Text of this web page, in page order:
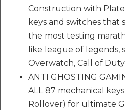
Construction with
keys and switches
the most testing
like league of legends,
Overwatch, Call of
ANTI GHOSTING
ALL 87 mechanical
Rollover) for ultimate